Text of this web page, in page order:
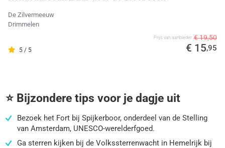
De Zilvermeeuw
Drimmelen
5 / 5
Prijs van aanbieder € 19,50
€ 15,95
⭐ Bijzondere tips voor je dagje uit
Bezoek het Fort bij Spijkerboor, onderdeel van de Stelling
van Amsterdam, UNESCO-werelderfgoed.
Ga sterren kijken bij de Volkssterrenwacht in Hemelrijk bij